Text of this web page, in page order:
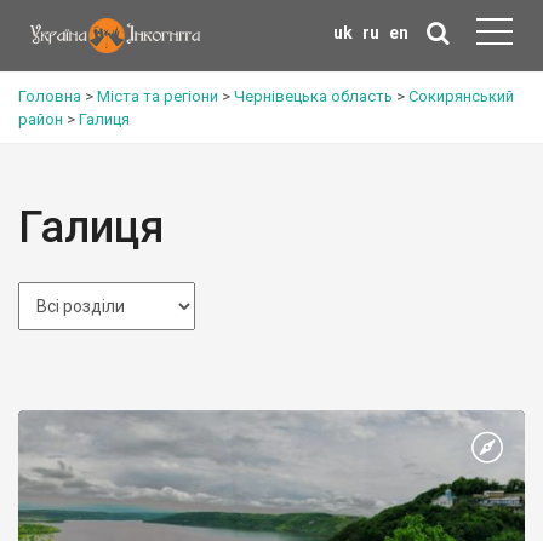
uk ru en
Головна > Міста та регіони > Чернівецька область > Сокирянський
район > Галиця
Галиця